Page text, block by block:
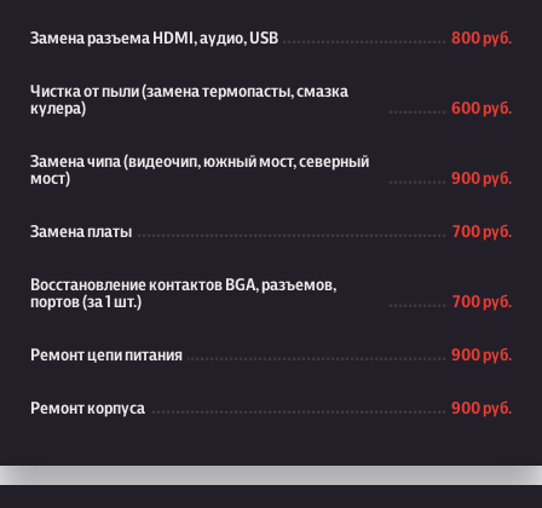
Замена разъема HDMI, аудио, USB 800 руб.
Чистка от пыли (замена термопасты, смазка
кулера)
600 руб.
Замена чипа (видеочип, южный мост, северный
мост)
900 руб.
Замена платы 700 руб.
Восстановление контактов BGA, разъемов,
портов (за 1 шт.)
700 руб.
Ремонт цепи питания 900 руб.
Ремонт корпуса 900 руб.